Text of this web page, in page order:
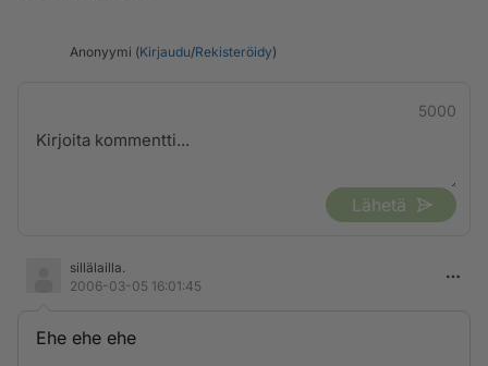
Anonyymi (Kirjaudu/Rekisteröidy)
5000
Lähetä
sillälailla.
2006-03-05 16:01:45
Ehe ehe ehe